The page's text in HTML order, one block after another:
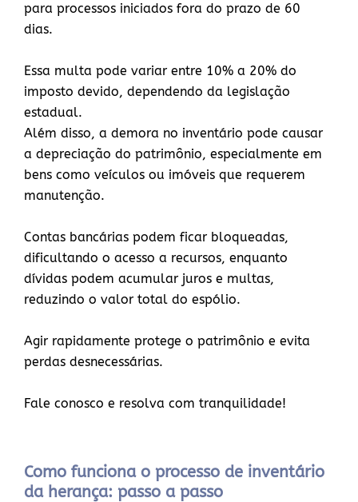
para processos iniciados fora do prazo de 60
dias.
Essa multa pode variar entre 10% a 20% do
imposto devido, dependendo da legislação
estadual.
Além disso, a demora no inventário pode causar
a depreciação do patrimônio, especialmente em
bens como veículos ou imóveis que requerem
manutenção.
Contas bancárias podem ficar bloqueadas,
dificultando o acesso a recursos, enquanto
dívidas podem acumular juros e multas,
reduzindo o valor total do espólio.
Agir rapidamente protege o patrimônio e evita
perdas desnecessárias.
Fale conosco e resolva com tranquilidade!
Como funciona o processo de inventário
da herança: passo a passo